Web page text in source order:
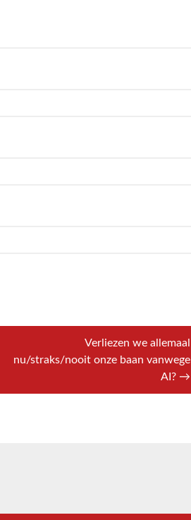
Verliezen we allemaal
nu/straks/nooit onze baan vanwege
AI? →